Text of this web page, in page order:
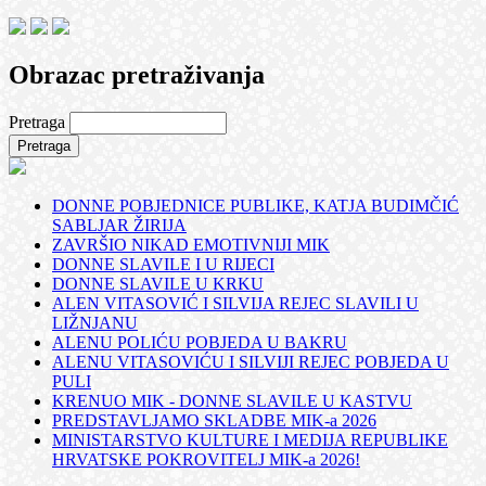
Obrazac pretraživanja
Pretraga
DONNE POBJEDNICE PUBLIKE, KATJA BUDIMČIĆ
SABLJAR ŽIRIJA
ZAVRŠIO NIKAD EMOTIVNIJI MIK
DONNE SLAVILE I U RIJECI
DONNE SLAVILE U KRKU
ALEN VITASOVIĆ I SILVIJA REJEC SLAVILI U
LIŽNJANU
ALENU POLIĆU POBJEDA U BAKRU
ALENU VITASOVIĆU I SILVIJI REJEC POBJEDA U
PULI
KRENUO MIK - DONNE SLAVILE U KASTVU
PREDSTAVLJAMO SKLADBE MIK-a 2026
MINISTARSTVO KULTURE I MEDIJA REPUBLIKE
HRVATSKE POKROVITELJ MIK-a 2026!